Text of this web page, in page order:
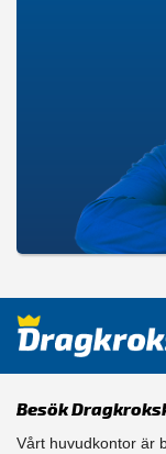
Besök
Vårt huvudkontor är